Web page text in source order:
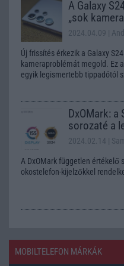
A Galaxy
„sok
2024.04.09 |
Új frissítés érkezik a Galaxy
kameraproblémát megold. Ez
egyik legismertebb tippadótól
DxOMark: a
sorozaté a
2024.02.14 |
A DxOMark független értékelő
okostelefon-kijelzőkkel
MOBILTELEFON MÁRKÁK